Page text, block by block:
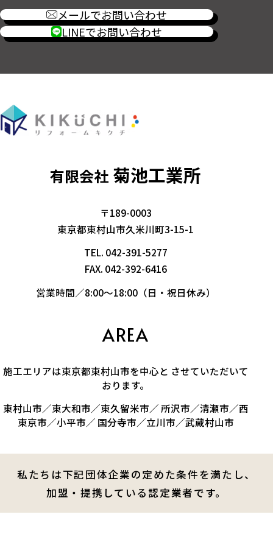
メールでお問い合わせ
LINEでお問い合わせ
有限会社 菊池工業所
〒189-0003
東京都東村山市久米川町3-15-1
TEL. 042-391-5277
FAX. 042-392-6416
営業時間／8:00～18:00（日・祝日休み）
AREA
施工エリアは東京都東村山市を中心と させていただいて
おります。
東村山市／東大和市／東久留米市／ 所沢市／清瀬市／西
東京市／小平市／ 国分寺市／立川市／武蔵村山市
私たちは下記団体企業の定めた条件を満たし、
加盟・提携している認定業者です。